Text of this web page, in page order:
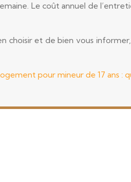
Le coût annuel de
choisir et de bien vous
pour mineur de 17 ans :